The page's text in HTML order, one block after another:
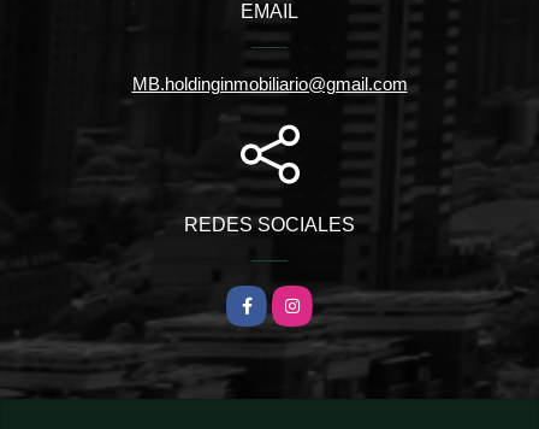
EMAIL
MB.holdinginmobiliario@gmail.com
REDES SOCIALES
FacebookInstagram